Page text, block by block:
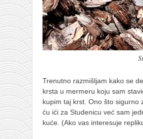
Trenutno razmišljam kako se
krsta u mermeru koju sam
kupim taj krst. Ono što sigurno
ću ići za Studenicu već sam
kuće. (Ako vas interesuje